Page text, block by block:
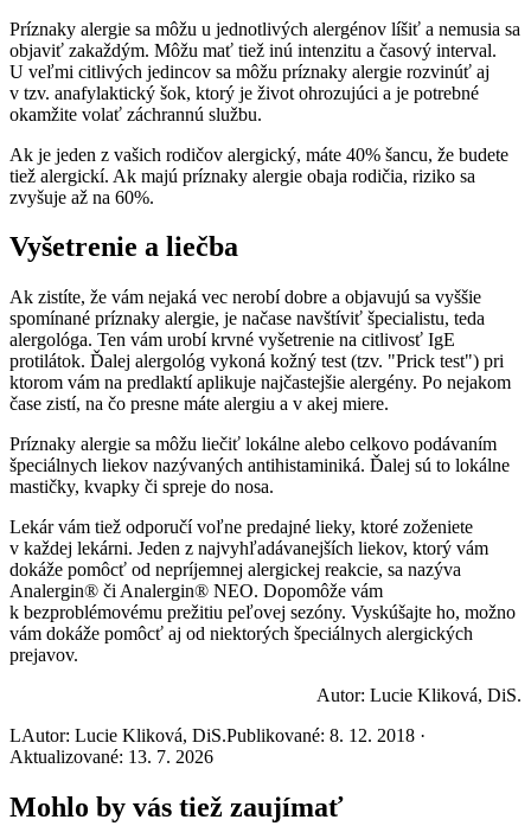
Príznaky alergie sa môžu u jednotlivých alergénov líšiť a nemusia sa
objaviť zakaždým. Môžu mať tiež inú intenzitu a časový interval.
U veľmi citlivých jedincov sa môžu príznaky alergie rozvinúť aj
v tzv. anafylaktický šok, ktorý je život ohrozujúci a je potrebné
okamžite volať záchrannú službu.
Ak je jeden z vašich rodičov alergický, máte 40% šancu, že budete
tiež alergickí. Ak majú príznaky alergie obaja rodičia, riziko sa
zvyšuje až na 60%.
Vyšetrenie a liečba
Ak zistíte, že vám nejaká vec nerobí dobre a objavujú sa vyššie
spomínané príznaky alergie, je načase navštíviť špecialistu, teda
alergológa. Ten vám urobí krvné vyšetrenie na citlivosť IgE
protilátok. Ďalej alergológ vykoná kožný test (tzv. "Prick test") pri
ktorom vám na predlaktí aplikuje najčastejšie alergény. Po nejakom
čase zistí, na čo presne máte alergiu a v akej miere.
Príznaky alergie sa môžu liečiť lokálne alebo celkovo podávaním
špeciálnych liekov nazývaných antihistaminiká. Ďalej sú to lokálne
mastičky, kvapky či spreje do nosa.
Lekár vám tiež odporučí voľne predajné lieky, ktoré zoženiete
v každej lekárni. Jeden z najvyhľadávanejších liekov, ktorý vám
dokáže pomôcť od nepríjemnej alergickej reakcie, sa nazýva
Analergin® či Analergin® NEO. Dopomôže vám
k bezproblémovému prežitiu peľovej sezóny. Vyskúšajte ho, možno
vám dokáže pomôcť aj od niektorých špeciálnych alergických
prejavov.
Autor: Lucie Kliková, DiS.
LAutor: Lucie Kliková, DiS.Publikované: 8. 12. 2018 ·
Aktualizované: 13. 7. 2026
Mohlo by vás tiež zaujímať